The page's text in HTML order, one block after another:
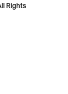
Rights